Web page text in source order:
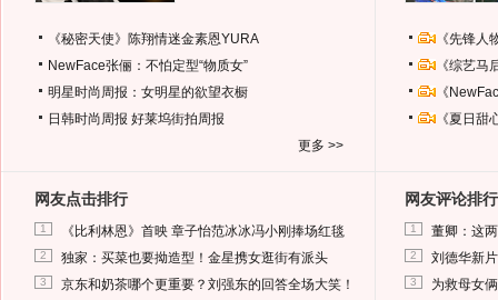
《秘密天使》陈翔情迷金素恩YURA
NewFace张俪：不怕定型“物质女”
明星时尚周报：女明星的欲望衣橱
日韩时尚周报 好莱坞街拍周报
更多 >>
《先锋
《综艺
《
《夏日
网友点击排行
1 《比利林恩》首映 章子怡范冰冰冯小刚捧场红毯
2 独家：买菜也要拗造型！金星携女逛街有派头
3 京东和奶茶哪个更重要？刘强东的回答全场大笑！
网友评论排行
1 董卿：这
2 刘德华新
3 为救母女